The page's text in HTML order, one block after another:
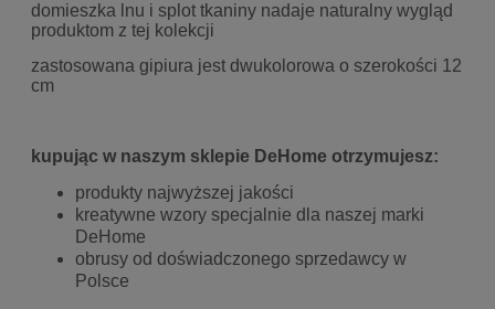
domieszka lnu i splot tkaniny nadaje naturalny wygląd
produktom z tej kolekcji
zastosowana gipiura jest dwukolorowa o szerokości 12
cm
kupując w naszym sklepie DeHome otrzymujesz:
produkty najwyższej jakości
kreatywne wzory specjalnie dla naszej marki
DeHome
obrusy od doświadczonego sprzedawcy w
Polsce